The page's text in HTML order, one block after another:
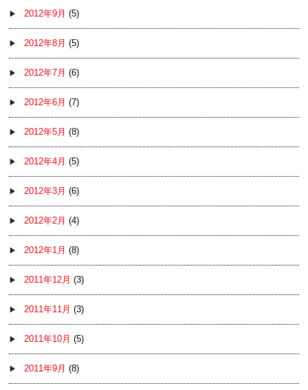
2012年9月 (5)
2012年8月 (5)
2012年7月 (6)
2012年6月 (7)
2012年5月 (8)
2012年4月 (5)
2012年3月 (6)
2012年2月 (4)
2012年1月 (8)
2011年12月 (3)
2011年11月 (3)
2011年10月 (5)
2011年9月 (8)